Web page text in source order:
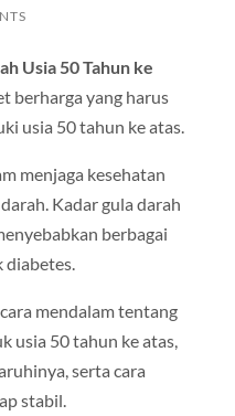
Usia 50 Tahun ke
berharga yang harus
usia 50 tahun ke atas.
menjaga kesehatan
Kadar gula darah
berbagai
diabetes.
mendalam tentang
usia 50 tahun ke atas,
serta cara
stabil.